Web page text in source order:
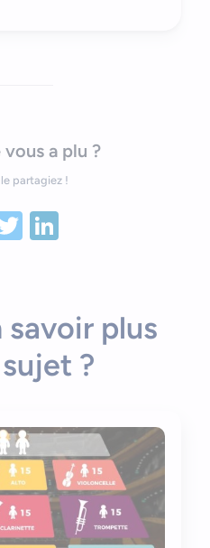
a plu ?
partagiez !
Twitter
savoir plus
?